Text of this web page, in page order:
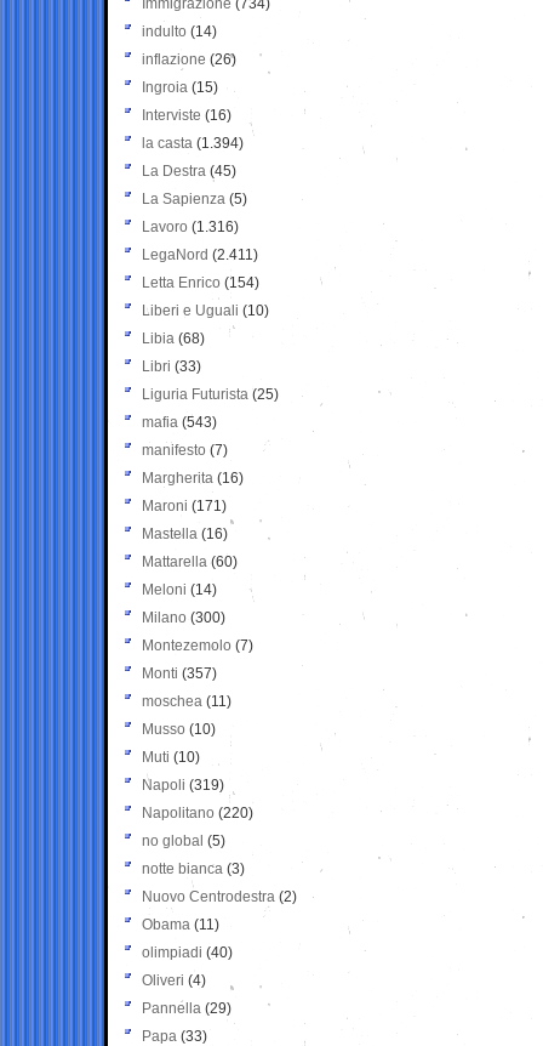
Immigrazione (734)
indulto (14)
inflazione (26)
Ingroia (15)
Interviste (16)
la casta (1.394)
La Destra (45)
La Sapienza (5)
Lavoro (1.316)
LegaNord (2.411)
Letta Enrico (154)
Liberi e Uguali (10)
Libia (68)
Libri (33)
Liguria Futurista (25)
mafia (543)
manifesto (7)
Margherita (16)
Maroni (171)
Mastella (16)
Mattarella (60)
Meloni (14)
Milano (300)
Montezemolo (7)
Monti (357)
moschea (11)
Musso (10)
Muti (10)
Napoli (319)
Napolitano (220)
no global (5)
notte bianca (3)
Nuovo Centrodestra (2)
Obama (11)
olimpiadi (40)
Oliveri (4)
Pannella (29)
Papa (33)